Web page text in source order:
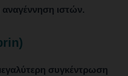
αναγέννηση ιστών.
συγκέντρωση